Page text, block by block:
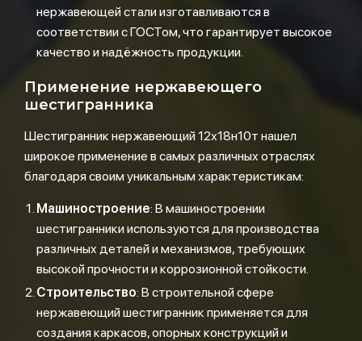
нержавеющей стали изготавливаются в
соответствии с ГОСТом, что гарантирует высокое
качество и надёжность продукции.
Применение нержавеющего
шестигранника
Шестигранник нержавеющий 12х18н10т нашел
широкое применение в самых различных отраслях
благодаря своим уникальным характеристикам:
Машиностроение: В машиностроении
шестигранники используются для производства
различных деталей и механизмов, требующих
высокой прочности и коррозионной стойкости.
Строительство: В строительной сфере
нержавеющий шестигранник применяется для
создания каркасов, опорных конструкций и